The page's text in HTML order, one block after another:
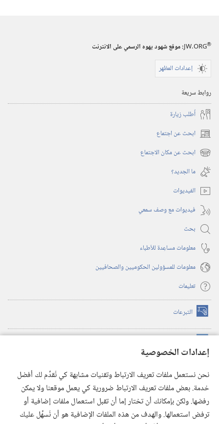
إعدادات الخصوصية
نحن نستعمل ملفات تعريف الارتباط وتقنيات مشابهة كي نُقدِّم لك أفضل
خدمة. بعض ملفات تعريف الارتباط ضرورية كي يعمل موقعنا ولا يمكن
رفضها. ولكن بإمكانك أن تختار إما أن تقبل استعمال ملفات إضافية أو
ترفض استعمالها. والهدف من هذه الملفات الإضافية هو أن نُسهِّل عليك
JW.ORG®
:‏ موقع شهود يهوه الرسمي على الانترنت
إعدادات المظهر
روابط سريعة
أُطلب زيارة
ابحث عن اجتماع (يفتح
نافذة ابحث عن مكان الاجتماع (يفتح
نافذة
جديدة)
ما الجديد؟‏
الفيديوات
فيديوات مع وصف سمعي
بحث
معلومات مساعِدة للأطباء
معلومات للمسؤولين الحكوميين والصحافيين
تعليمات
التبرعات (يفتح
نافذة
(يفتح
نافذة
(يفتح
نافذة
جديدة) تطبيق ®
JW Library
مكتبة برج المراقبة